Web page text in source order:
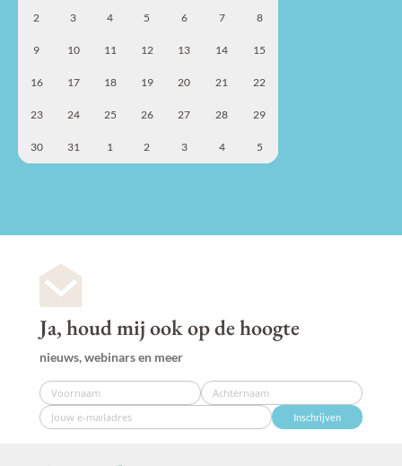
2 3 4 5 6 7 8
9 10 11 12 13 14 15
16 17 18 19 20 21 22
23 24 25 26 27 28 29
30 31 1 2 3 4 5
Ja, houd mij ook op de hoogte
nieuws, webinars en meer
Inschrijven